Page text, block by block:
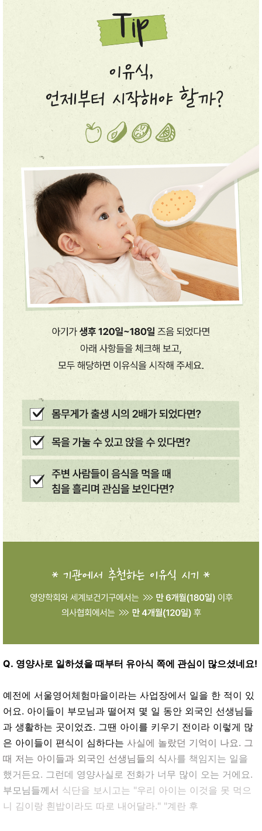
Q. 영양사로 일하셨을 때부터 유아식 쪽에 관심이 많으셨네요!
예전에 서울영어체험마을이라는 사업장에서 일을 한 적이 있
어요. 아이들이 부모님과 떨어져 몇 일 동안 외국인 선생님들
과 생활하는 곳이었죠. 그땐 아이를 키우기 전이라 이렇게 많
은 아이들이 편식이 심하다는 사실에 놀랐던 기억이 나요. 그
때 저는 아이들과 외국인 선생님들의 식사를 책임지는 일을
했거든요. 그런데 영양사실로 전화가 너무 많이 오는 거에요.
부모님들께서 식단을 보시고는 "우리 아이는 이것을 못 먹으
니 김이랑 흰밥이라도 따로 내어달라." "계란 후